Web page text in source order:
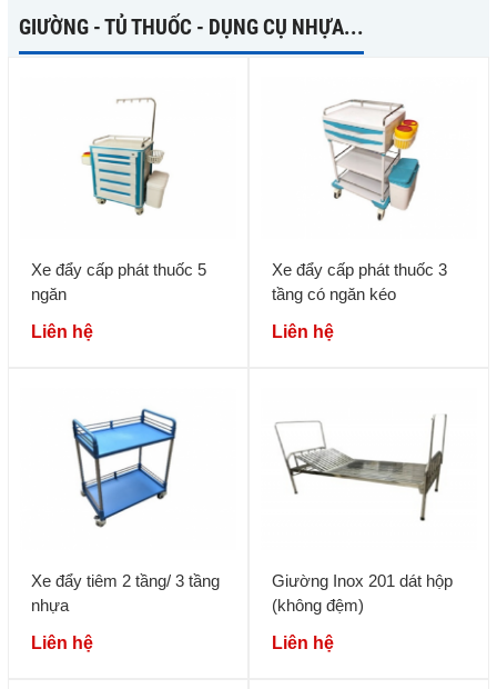
GIƯỜNG - TỦ THUỐC - DỤNG CỤ NHỰA...
Xe đẩy cấp phát thuốc 5
ngăn
Liên hệ
Xe đẩy cấp phát thuốc 3
tầng có ngăn kéo
Liên hệ
Xe đẩy tiêm 2 tầng/ 3 tầng
nhựa
Liên hệ
Giường Inox 201 dát hộp
(không đệm)
Liên hệ